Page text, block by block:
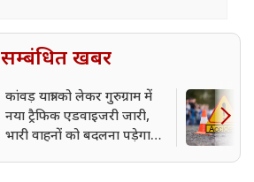
सम्बंधित खबर
कांवड़ यात्रा को लेकर गुरुग्राम में
नया ट्रैफिक एडवाइजरी जारी,
भारी वाहनों को बदलना पड़ेगा